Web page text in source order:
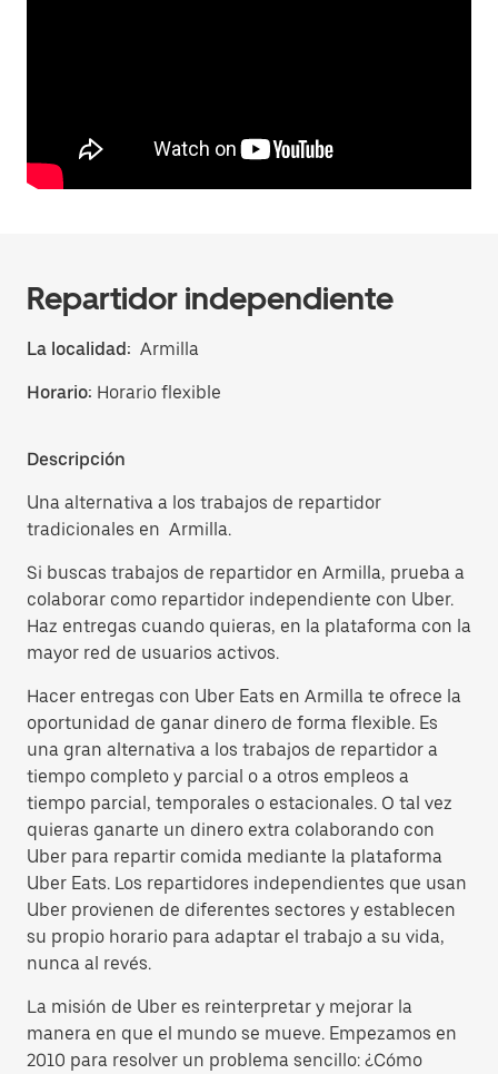
Repartidor independiente
La localidad: Armilla
Horario: Horario flexible
Descripción
Una alternativa a los trabajos de repartidor
tradicionales en Armilla.
Si buscas trabajos de repartidor en Armilla, prueba a
colaborar como repartidor independiente con Uber.
Haz entregas cuando quieras, en la plataforma con la
mayor red de usuarios activos.
Hacer entregas con Uber Eats en Armilla te ofrece la
oportunidad de ganar dinero de forma flexible. Es
una gran alternativa a los trabajos de repartidor a
tiempo completo y parcial o a otros empleos a
tiempo parcial, temporales o estacionales. O tal vez
quieras ganarte un dinero extra colaborando con
Uber para repartir comida mediante la plataforma
Uber Eats. Los repartidores independientes que usan
Uber provienen de diferentes sectores y establecen
su propio horario para adaptar el trabajo a su vida,
nunca al revés.
La misión de Uber es reinterpretar y mejorar la
manera en que el mundo se mueve. Empezamos en
2010 para resolver un problema sencillo: ¿Cómo